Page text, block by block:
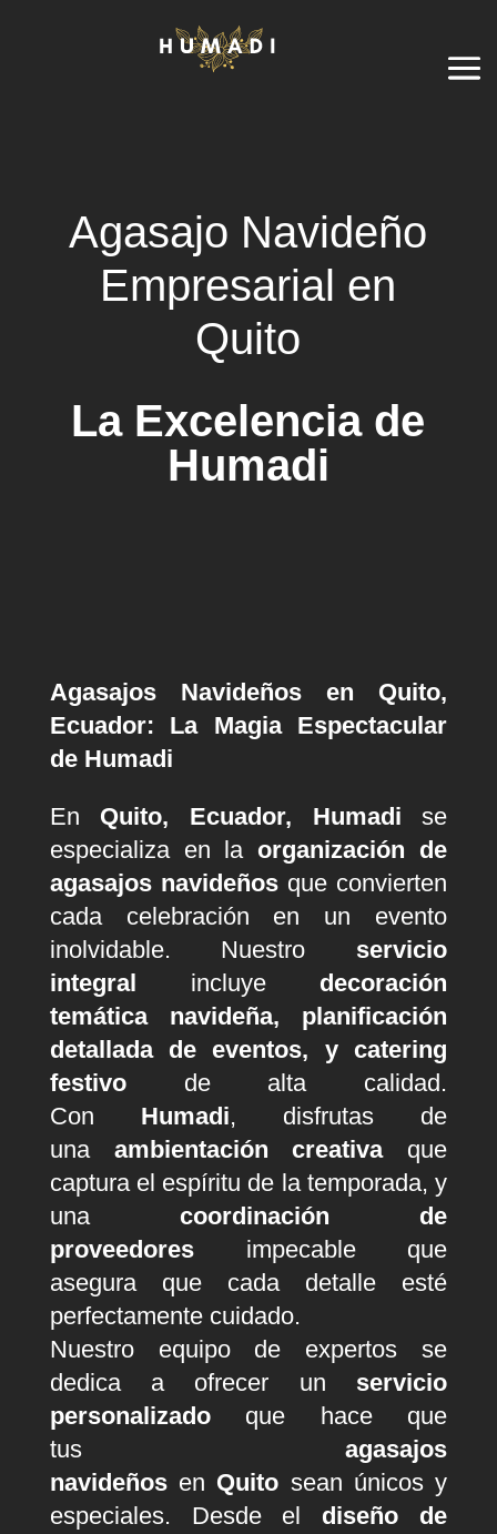
Agasajo Navideño
Empresarial en
Quito
La Excelencia de
Humadi
Agasajos Navideños en Quito,
Ecuador: La Magia Espectacular
de Humadi
En Quito, Ecuador, Humadi
se
especializa en la organización de
agasajos navideños que convierten
cada celebración en un evento
inolvidable. Nuestro
servicio
integral
incluye
decoración
temática navideña,
planificación
detallada de eventos, y catering
festivo
de alta calidad.
Con
Humadi, disfrutas de
una
ambientación creativa
que
captura el espíritu de la temporada, y
una
coordinación de
proveedores
impecable que
asegura que cada detalle esté
perfectamente cuidado.
Nuestro equipo de expertos se
dedica a ofrecer un
servicio
personalizado
que hace que
tus
agasajos
navideños en Quito sean únicos y
especiales. Desde el
diseño de